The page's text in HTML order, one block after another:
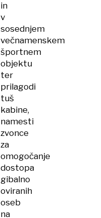
in
v
sosednjem
večnamenskem
športnem
objektu
ter
prilagodi
tuš
kabine,
namesti
zvonce
za
omogočanje
dostopa
gibalno
oviranih
oseb
na